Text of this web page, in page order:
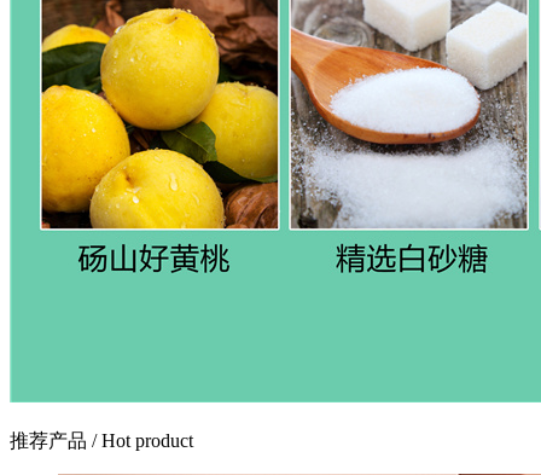
推荐产品 / Hot product